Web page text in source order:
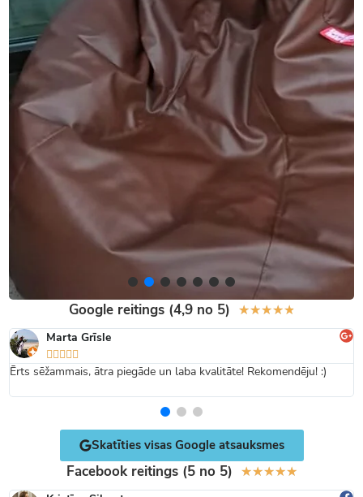
Google reitings (4,9 no 5) ★★★★★
Marta Grīsle
    
Ērts sēžammais, ātra piegāde un laba kvalitāte! Rekomendēju! :)
Skatīties visas Google atsauksmes
Facebook reitings (5 no 5) ★★★★★